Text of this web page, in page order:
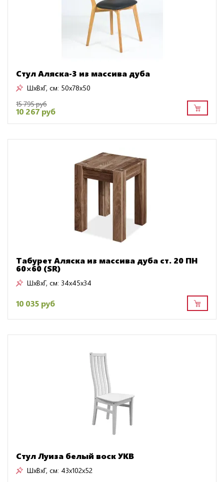
Стул Аляска-3 из массива дуба
ШxВxГ, см: 50x78x50
15 795 руб
10 267 руб
Табурет Аляска из массива дуба ст. 20 ПН
60×60 (SR)
ШxВxГ, см: 34x45x34
10 035 руб
Стул Луиза белый воск УКВ
ШxВxГ, см: 43x102x52